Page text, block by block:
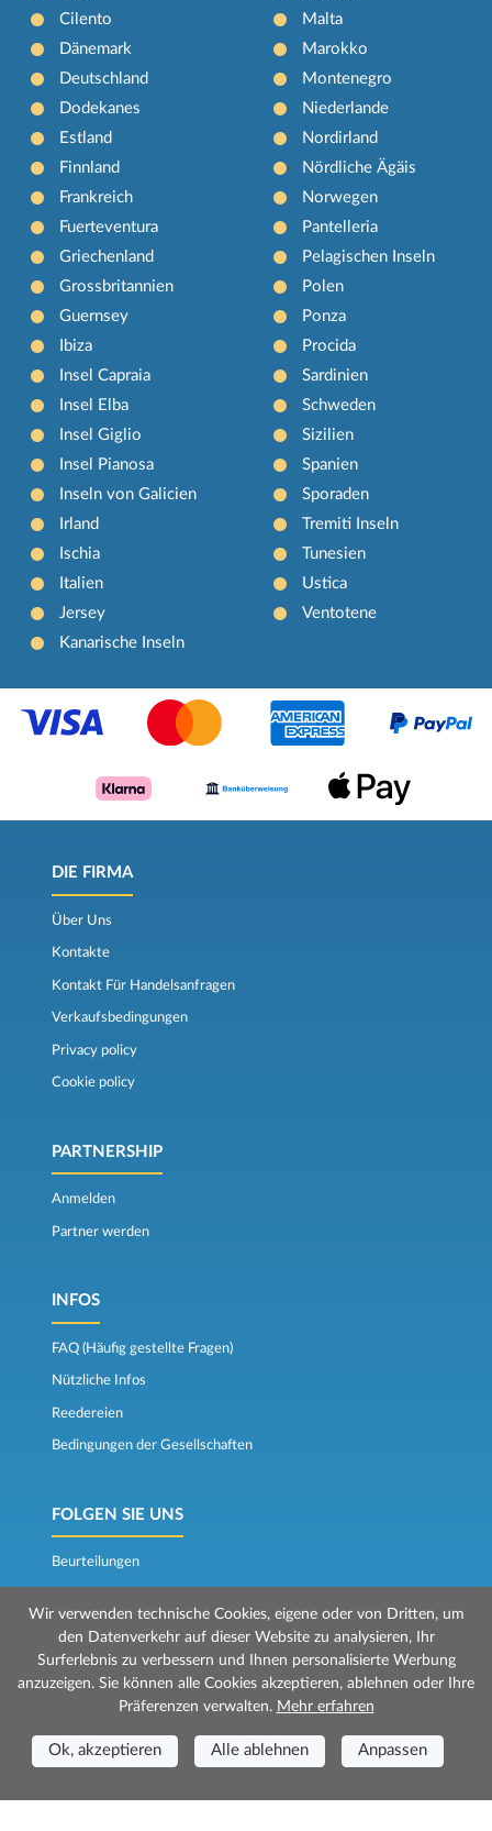
Cilento
Dänemark
Deutschland
Dodekanes
Estland
Finnland
Frankreich
Fuerteventura
Griechenland
Grossbritannien
Guernsey
Ibiza
Insel Capraia
Insel Elba
Insel Giglio
Insel Pianosa
Inseln von Galicien
Irland
Ischia
Italien
Jersey
Kanarische Inseln
Malta
Marokko
Montenegro
Niederlande
Nordirland
Nördliche Ägäis
Norwegen
Pantelleria
Pelagischen Inseln
Polen
Ponza
Procida
Sardinien
Schweden
Sizilien
Spanien
Sporaden
Tremiti Inseln
Tunesien
Ustica
Ventotene
DIE FIRMA
Über Uns
Kontakte
Kontakt Für Handelsanfragen
Verkaufsbedingungen
Privacy policy
Cookie policy
PARTNERSHIP
Anmelden
Partner werden
INFOS
FAQ (Häufig gestellte Fragen)
Nützliche Infos
Reedereien
Bedingungen der Gesellschaften
FOLGEN SIE UNS
Beurteilungen
© 2026 Mr Ferry wird von Prenotazioni24 s.r.l. verwaltet
Wir verwenden technische Cookies, eigene oder von Dritten, um
den Datenverkehr auf dieser Website zu analysieren, Ihr
Surferlebnis zu verbessern und Ihnen personalisierte Werbung
anzuzeigen. Sie können alle Cookies akzeptieren, ablehnen oder Ihre
Präferenzen verwalten. Mehr erfahren
Ok, akzeptieren Alle ablehnen Anpassen